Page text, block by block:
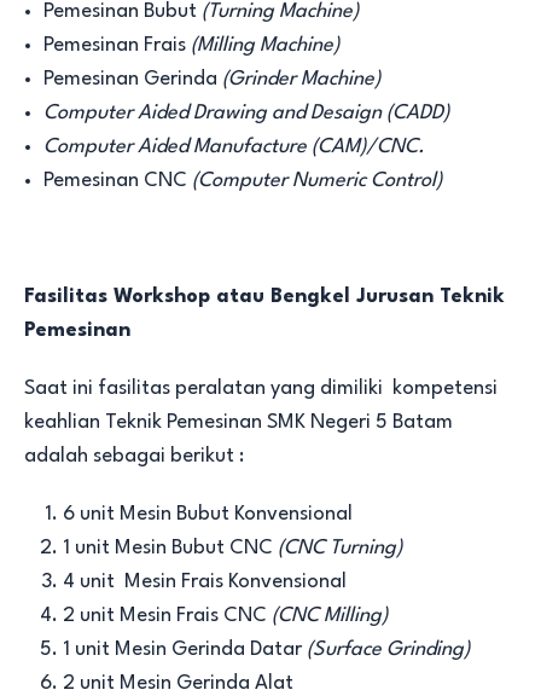
Pemesinan Bubut (Turning Machine)
Pemesinan Frais (Milling Machine)
Pemesinan Gerinda (Grinder Machine)
Computer Aided Drawing and Desaign (CADD)
Computer Aided Manufacture (CAM)/CNC.
Pemesinan CNC (Computer Numeric Control)
Fasilitas Workshop atau Bengkel Jurusan Teknik
Pemesinan
Saat ini fasilitas peralatan yang dimiliki kompetensi
keahlian Teknik Pemesinan SMK Negeri 5 Batam
adalah sebagai berikut :
6 unit Mesin Bubut Konvensional
1 unit Mesin Bubut CNC (CNC Turning)
4 unit Mesin Frais Konvensional
2 unit Mesin Frais CNC (CNC Milling)
1 unit Mesin Gerinda Datar (Surface Grinding)
2 unit Mesin Gerinda Alat